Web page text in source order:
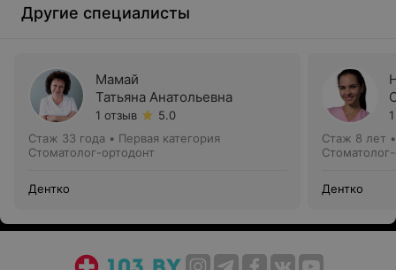
Другие специалисты
Мамай
Татьяна Анатольевна
1 отзыв
5.0
Стаж 33 года • Первая категория
Стоматолог-ортодонт
Дентко
Стаж 8 лет
Дентко